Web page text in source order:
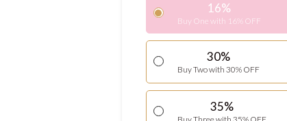
16%
Buy One with 16% OFF
30%
Buy Two with 30% OFF
35%